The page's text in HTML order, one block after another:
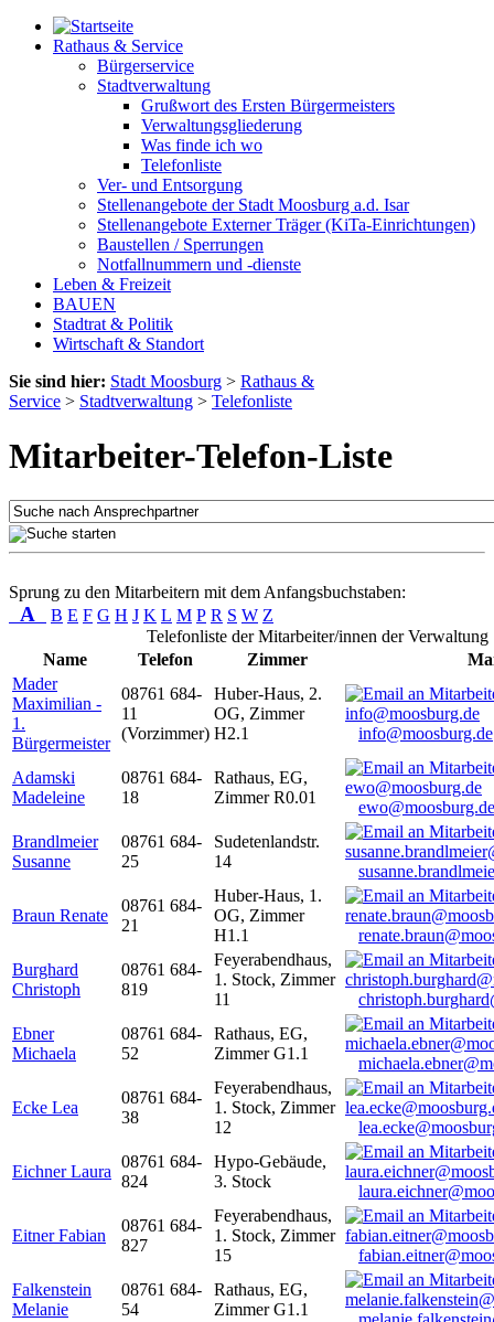
Rathaus & Service
Bürgerservice
Stadtverwaltung
Grußwort des Ersten Bürgermeisters
Verwaltungsgliederung
Was finde ich wo
Telefonliste
Ver- und Entsorgung
Stellenangebote der Stadt Moosburg a.d. Isar
Stellenangebote Externer Träger (KiTa-Einrichtungen)
Baustellen / Sperrungen
Notfallnummern und -dienste
Leben & Freizeit
BAUEN
Stadtrat & Politik
Wirtschaft & Standort
Sie sind hier: Stadt Moosburg > Rathaus &
Service > Stadtverwaltung > Telefonliste
Mitarbeiter-Telefon-Liste
Sprung zu den Mitarbeitern mit dem Anfangsbuchstaben:
A B E F G H J K L M P R S W Z
Telefonliste der Mitarbeiter/innen der Verwaltung
Name
Telefon Zimmer
Mader
Maximilian -
1.
Bürgermeister
08761 684-
11
(Vorzimmer)
Huber-Haus, 2.
OG, Zimmer
H2.1
info@moosburg.de
Adamski
Madeleine
08761 684-
18
Rathaus, EG,
Zimmer R0.01
ewo@moosburg.de
Brandlmeier
Susanne
08761 684-
25
Sudetenlandstr.
14
Braun Renate
08761 684-
21
Huber-Haus, 1.
OG, Zimmer
H1.1
Burghard
Christoph
08761 684-
819
Feyerabendhaus,
1. Stock, Zimmer
11
Ebner
Michaela
08761 684-
52
Rathaus, EG,
Zimmer G1.1
Ecke Lea
08761 684-
38
Feyerabendhaus,
1. Stock, Zimmer
12
Eichner Laura
08761 684-
824
Hypo-Gebäude,
3. Stock
Eitner Fabian
08761 684-
827
Feyerabendhaus,
1. Stock, Zimmer
15
Falkenstein
Melanie
08761 684-
54
Rathaus, EG,
Zimmer G1.1